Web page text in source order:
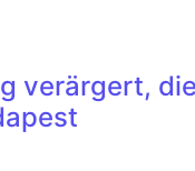
verärgert,